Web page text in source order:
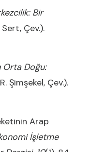
Bir
Çev.).
Orta Doğu:
Şimşekel, Çev.).
Arap
İşletme